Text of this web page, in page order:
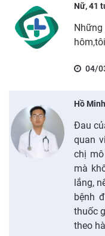
Nữ, 41
Những
04/
Hồ
Đau
quan
chị
mà
lắng,
bệnh
thuốc
theo